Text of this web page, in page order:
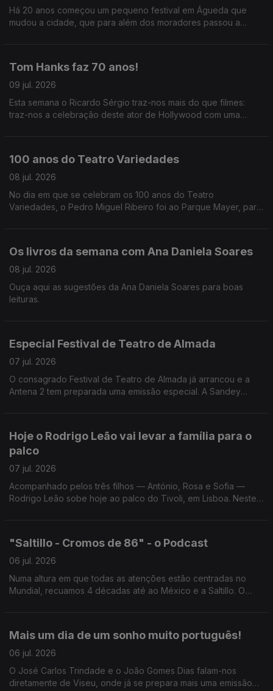
Há 20 anos começou um pequeno festival em Águeda que
mudou a cidade, que para além dos moradores passou a
Tom Hanks faz 70 anos!
09 jul. 2026
Esta semana o Ricardo Sérgio traz-nos mais do que filmes:
traz-nos a celebração deste ator de Hollywood com uma
100 anos do Teatro Variedades
08 jul. 2026
No dia em que se celebram os 100 anos do Teatro
Variedades, o Pedro Miguel Ribeiro foi ao Parque Mayer, para
Os livros da semana com Ana Daniela Soares
08 jul. 2026
Ouça aqui as sugestões da Ana Daniela Soares para boas
leituras.
Especial Festival de Teatro de Almada
07 jul. 2026
O consagrado Festival de Teatro de Almada já arrancou e a
Antena 2 tem preparada uma emissão especial. A Sandey
Hoje o Rodrigo Leão vai levar a família para o
palco
07 jul. 2026
Acompanhado pelos três filhos — António, Rosa e Sofia —
Rodrigo Leão sobe hoje ao palco do Tivoli, em Lisboa. Neste
"Saltillo - Cromos de 86" - o Podcast
06 jul. 2026
Numa altura em que todas as atenções estão centradas no
Mundial, recuamos 4 décadas até ao México e a Saltillo. O
Mais um dia de um sonho muito português!
06 jul. 2026
O José Carlos Trindade e o João Gomes Dias falam-nos
diretamente de Viseu, onde já se prepara mais uma emissão